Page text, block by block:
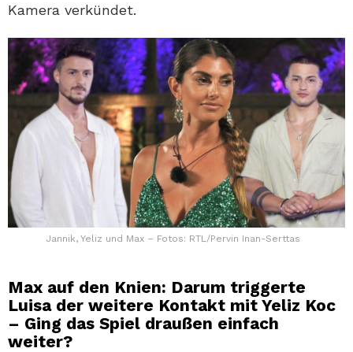
Kamera verkündet.
Jannik, Yeliz und Max – Fotos: RTL/Pervin Inan-Serttas
Max auf den Knien: Darum triggerte
Luisa der weitere Kontakt mit Yeliz Koc
– Ging das Spiel draußen einfach
weiter?